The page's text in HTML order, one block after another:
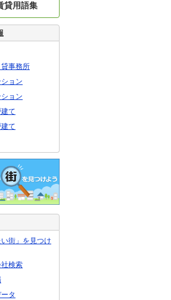
貸用語集
事務所
ョン
ョン
て
て
い街」を見つけ
検索
タ